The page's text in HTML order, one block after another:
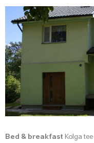
Bed & breakfast Kolga